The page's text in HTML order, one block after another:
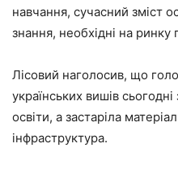
навчання, сучасний зміст
знання, необхідні на ринку
Лісовий наголосив, що
українських вишів
освіти, а застаріла
інфраструктура.